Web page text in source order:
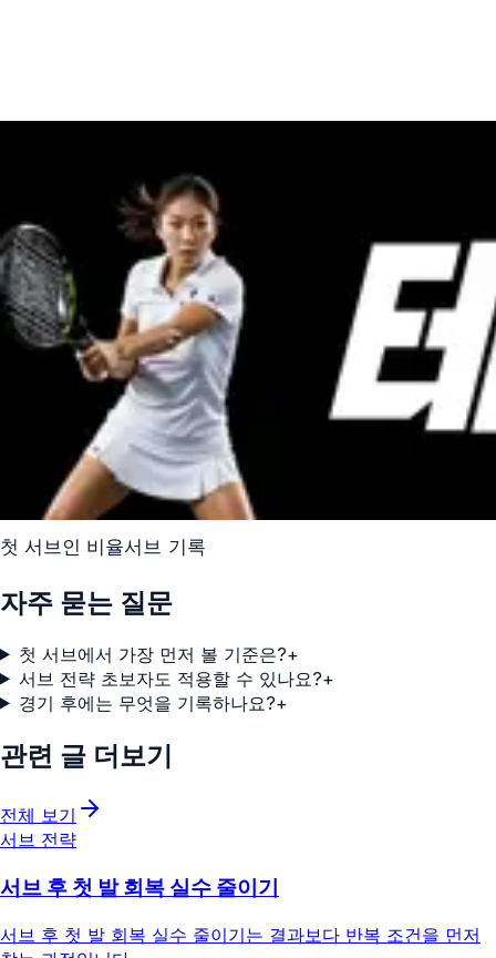
첫 서브 인 비율서브 기록
자주 묻는 질문
첫 서브에서 가장 먼저 볼 기준은?+
서브 전략 초보자도 적용할 수 있나요?+
경기 후에는 무엇을 기록하나요?+
관련 글 더보기
전체 보기
서브 전략
서브 후 첫 발 회복 실수 줄이기
서브 후 첫 발 회복 실수 줄이기는 결과보다 반복 조건을 먼저